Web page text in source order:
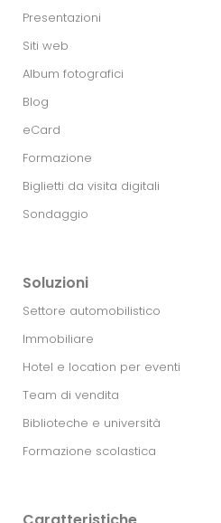
Presentazioni
Siti web
Album fotografici
Blog
eCard
Formazione
Biglietti da visita digitali
Sondaggio
Soluzioni
Settore automobilistico
Immobiliare
Hotel e location per eventi
Team di vendita
Biblioteche e università
Formazione scolastica